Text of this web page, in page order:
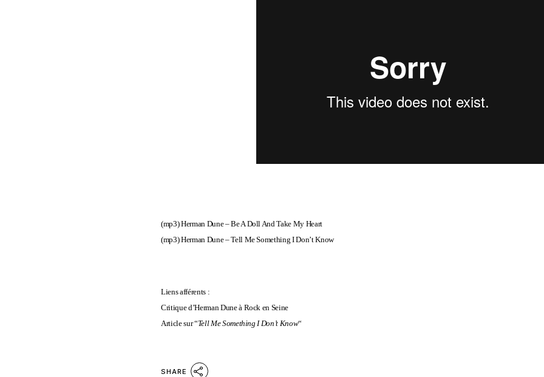
(mp3)Herman Dune – Be A Doll And Take My Heart
(mp3)Herman Dune – Tell Me Something I Don’t Know
Liens afférents :
Critique d’Herman Dune à Rock en Seine
Article sur “Tell Me Something I Don’t Know“
SHARE